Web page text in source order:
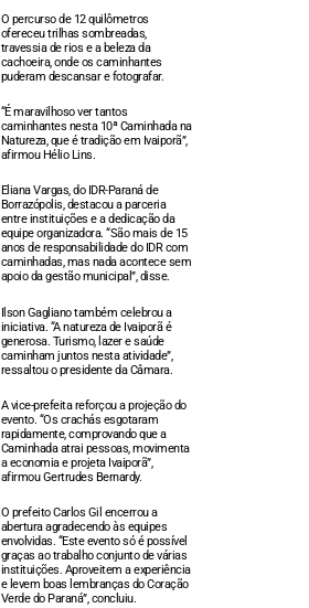
O percurso de 12 quilômetros
ofereceu trilhas sombreadas,
travessia de rios e a beleza da
cachoeira, onde os caminhantes
puderam descansar e fotografar.
“É maravilhoso ver tantos
caminhantes nesta 10ª Caminhada na
Natureza, que é tradição em Ivaiporã”,
afirmou Hélio Lins.
Eliana Vargas, do IDR-Paraná de
Borrazópolis, destacou a parceria
entre instituições e a dedicação da
equipe organizadora. “São mais de 15
anos de responsabilidade do IDR com
caminhadas, mas nada acontece sem
apoio da gestão municipal”, disse.
Ilson Gagliano também celebrou a
iniciativa. “A natureza de Ivaiporã é
generosa. Turismo, lazer e saúde
caminham juntos nesta atividade”,
ressaltou o presidente da Câmara.
A vice-prefeita reforçou a projeção do
evento. “Os crachás esgotaram
rapidamente, comprovando que a
Caminhada atrai pessoas, movimenta
a economia e projeta Ivaiporã”,
afirmou Gertrudes Bernardy.
O prefeito Carlos Gil encerrou a
abertura agradecendo às equipes
envolvidas. “Este evento só é possível
graças ao trabalho conjunto de várias
instituições. Aproveitem a experiência
e levem boas lembranças do Coração
Verde do Paraná”, concluiu.